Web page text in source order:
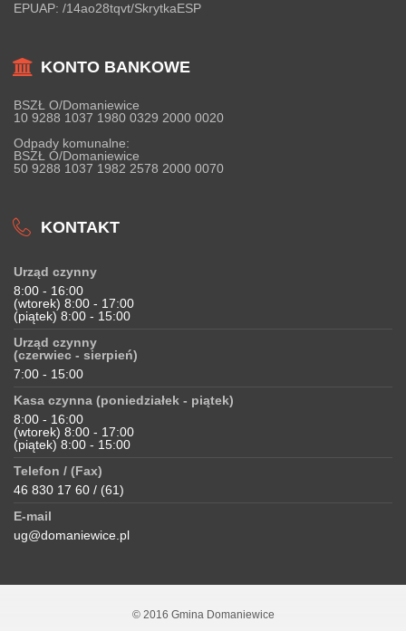
EPUAP: /14ao28tqvt/SkrytkaESP
KONTO BANKOWE
BSZŁ O/Domaniewice
10 9288 1037 1980 0329 2000 0020
Odpady komunalne:
BSZŁ O/Domaniewice
50 9288 1037 1982 2578 2000 0070
KONTAKT
Urząd czynny
8:00 - 16:00
(wtorek) 8:00 - 17:00
(piątek) 8:00 - 15:00
Urząd czynny
(czerwiec - sierpień)
7:00 - 15:00
Kasa czynna (poniedziałek - piątek)
8:00 - 16:00
(wtorek) 8:00 - 17:00
(piątek) 8:00 - 15:00
Telefon / (Fax)
46 830 17 60 / (61)
E-mail
ug@domaniewice.pl
© 2016 Gmina Domaniewice